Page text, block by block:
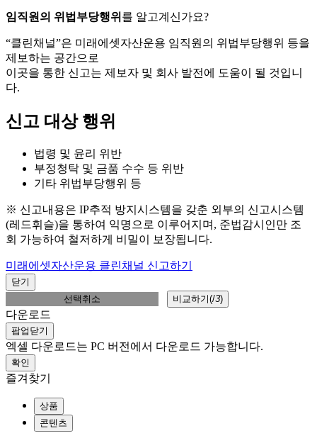
임직원의 위법부당행위 를 알고계신가요?
“클린채널”은 미래에셋자산운용 임직원의 위법부당행위 등을
제보하는 공간으로
이곳을 통한 신고는 제보자 및 회사 발전에 도움이 될 것입니
다.
신고 대상 행위
법령 및 윤리 위반
부정청탁 및 금품 수수 등 위반
기타 위법부당행위 등
※ 신고내용은 IP추적 방지시스템을 갖춘 외부의 신고시스템
(레드휘슬)을 통하여 익명으로 이루어지며, 준법감시인만 조
회 가능하여 철저하게 비밀이 보장됩니다.
미래에셋자산운용 클린채널 신고하기
닫기
선택취소
비교하기(/3)
다운로드
팝업닫기
엑셀 다운로드는 PC 버전에서 다운로드 가능합니다.
확인
즐겨찾기
상품
콘텐츠